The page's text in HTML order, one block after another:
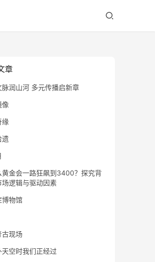
章
脉润山河 多元传播启新章
像
缘
遗
黄金会一路狂飙到3400？探究背
场逻辑与驱动因素
博物馆
古现场
天空时我们正经过